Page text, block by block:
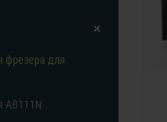
фрезера для
AB111N